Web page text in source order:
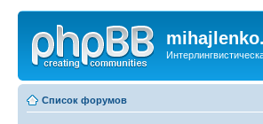
Список форумов